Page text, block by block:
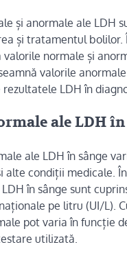
și anormale ale LDH
și tratamentul bolilor.
valorile normale și
valorile
LDH în
ale LDH în
ale LDH în sânge
alte condiții medicale.
în sânge sunt
pe litru (UI/L).
pot varia în funcție
utilizată.